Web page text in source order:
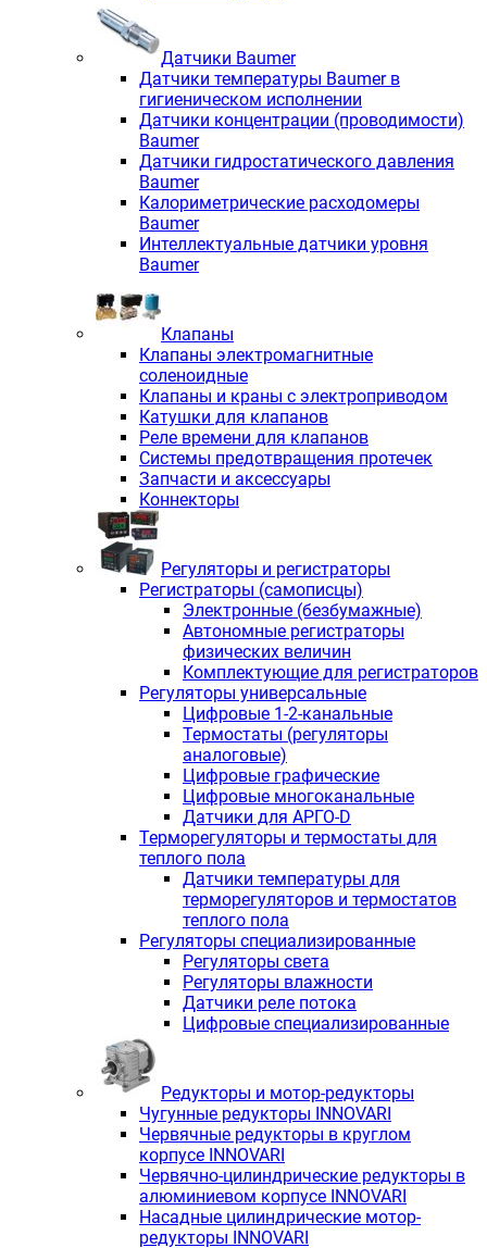
Датчики Baumer
Датчики температуры Baumer в
гигиеническом исполнении
Датчики концентрации (проводимости)
Baumer
Датчики гидростатического давления
Baumer
Калориметрические расходомеры
Baumer
Интеллектуальные датчики уровня
Baumer
Клапаны
Клапаны электромагнитные
соленоидные
Клапаны и краны с электроприводом
Катушки для клапанов
Реле времени для клапанов
Системы предотвращения протечек
Запчасти и аксессуары
Коннекторы
Регуляторы и регистраторы
Регистраторы (самописцы)
Электронные (безбумажные)
Автономные регистраторы
физических величин
Комплектующие для регистраторов
Регуляторы универсальные
Цифровые 1-2-канальные
Термостаты (регуляторы
аналоговые)
Цифровые графические
Цифровые многоканальные
Датчики для АРГО-D
Терморегуляторы и термостаты для
теплого пола
Датчики температуры для
терморегуляторов и термостатов
теплого пола
Регуляторы специализированные
Регуляторы света
Регуляторы влажности
Датчики реле потока
Цифровые специализированные
Редукторы и мотор-редукторы
Чугунные редукторы INNOVARI
Червячные редукторы в круглом
корпусе INNOVARI
Червячно-цилиндрические редукторы в
алюминиевом корпусе INNOVARI
Насадные цилиндрические мотор-
редукторы INNOVARI